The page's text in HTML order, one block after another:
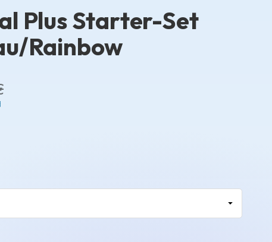
Plus Starter-Set
Rainbow